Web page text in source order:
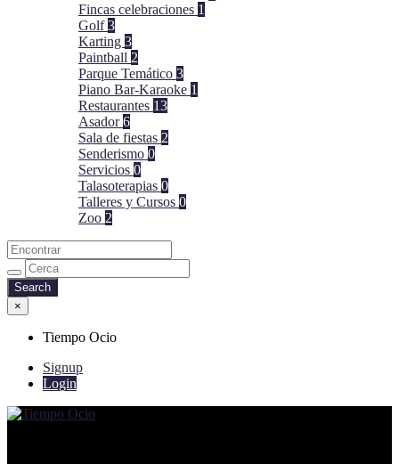
Fincas celebraciones 1
Golf3
Karting 3
Paintball 2
Parque Temático 3
Piano Bar-Karaoke 1
Restaurantes 13
Asador6
Sala de fiestas 2
Senderismo 0
Servicios 0
Talasoterapias 0
Talleres y Cursos 0
Zoo 2
×
Tiempo Ocio
Signup
Login